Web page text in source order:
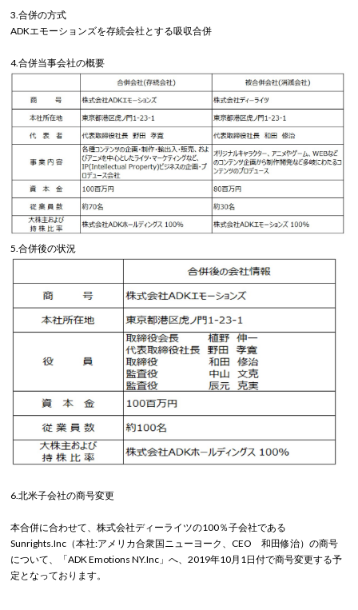
3.合併の方式
ADKエモーションズを存続会社とする吸収合併
4.合併当事会社の概要
5.合併後の状況
6.北米子会社の商号変更
本合併に合わせて、株式会社ディーライツの100％子会社である
Sunrights.Inc（本社:アメリカ合衆国ニューヨーク、CEO 和田修治）の商号
について、「ADK Emotions NY.Inc」へ、2019年10月1日付で商号変更する予
定となっております。